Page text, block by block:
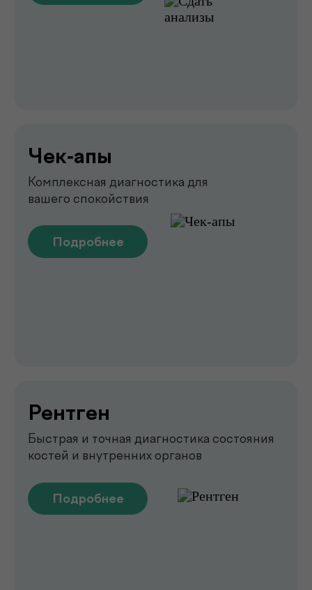
Узи
УЗИ-обследование для быстрой
оценки состояния органов
дна без боли и операций
Подробнее